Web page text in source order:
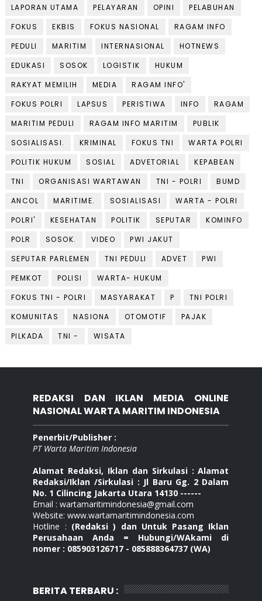
LAPORAN UTAMA
PELAYARAN OPINI
PELABUHAN
FOKUS
EKBIS FOKUS NASIONAL
RAGAM INFO
PEDULI
MARITIM INTERNASIONAL
HOTNEWS
EDUKASI
SOSOK LOGISTIK
HUKUM
RAKYAT MEMILIH
MEDIA
RAGAM INFO'
FOKUS POLRI
LAPSUS PERISTIWA INFO
RAGAM
MARITIM PEDULI
RAGAM INFO MARITIM
PUBLIK
SOSIALISASI.
KRIMINAL FOKUS TNI
WARTA POLRI
POLITIK HUKUM
SOSIAL ADVETORIAL
KEPABEAN
TNI
ORGANISASI WARTAWAN TNI - POLRI
BUMD
ANCOL
MARITIME. SOSIALISASI
WARTA - POLRI
POLRI'
KESEHATAN POLITIK SEPUTAR
KOMINFO
POLR
SOSOK. VIDEO
PWI JAKUT
SEPUTAR PARLEMEN
TNI PEDULI ADVET
PWI
PEMKOT
POLISI
WARTA- HUKUM
FOKUS TNI - POLRI
MASYARAKAT P
TNI POLRI
KOMUNITAS
NASIONA OTOMOTIF
PAJAK
PILKADA
TNI - WISATA
REDAKSI DAN IKLAN MEDIA ONLINE
NASIONAL WARTA MARITIM INDONESIA
Penerbit/Publisher :
PT Warta Maritim Indonesia
Alamat Redaksi, Iklan dan Sirkulasi : Alamat
Redaksi/Iklan /Sirkulasi : Jl Baru Gg. 2 Dalam
No. 1 Cilincing Jakarta Utara 14130 ------
Email : wartamaritimindonesia@gmail.com
Website: www.wartamaritimindonesia.com
Hotline : (Redaksi ) dan Untuk Pasang Iklan
Perusahaan Anda = Hubungi/WAkami di
nomer : 085903126717 - 085888364737 (WA)
BERITA TERBARU :